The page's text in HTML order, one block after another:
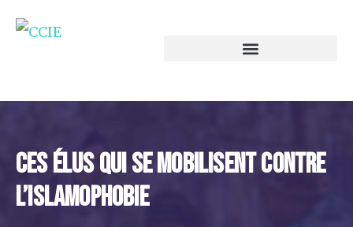
Ces Élus Qui Se Mobilisent Contre
L’islamophobie